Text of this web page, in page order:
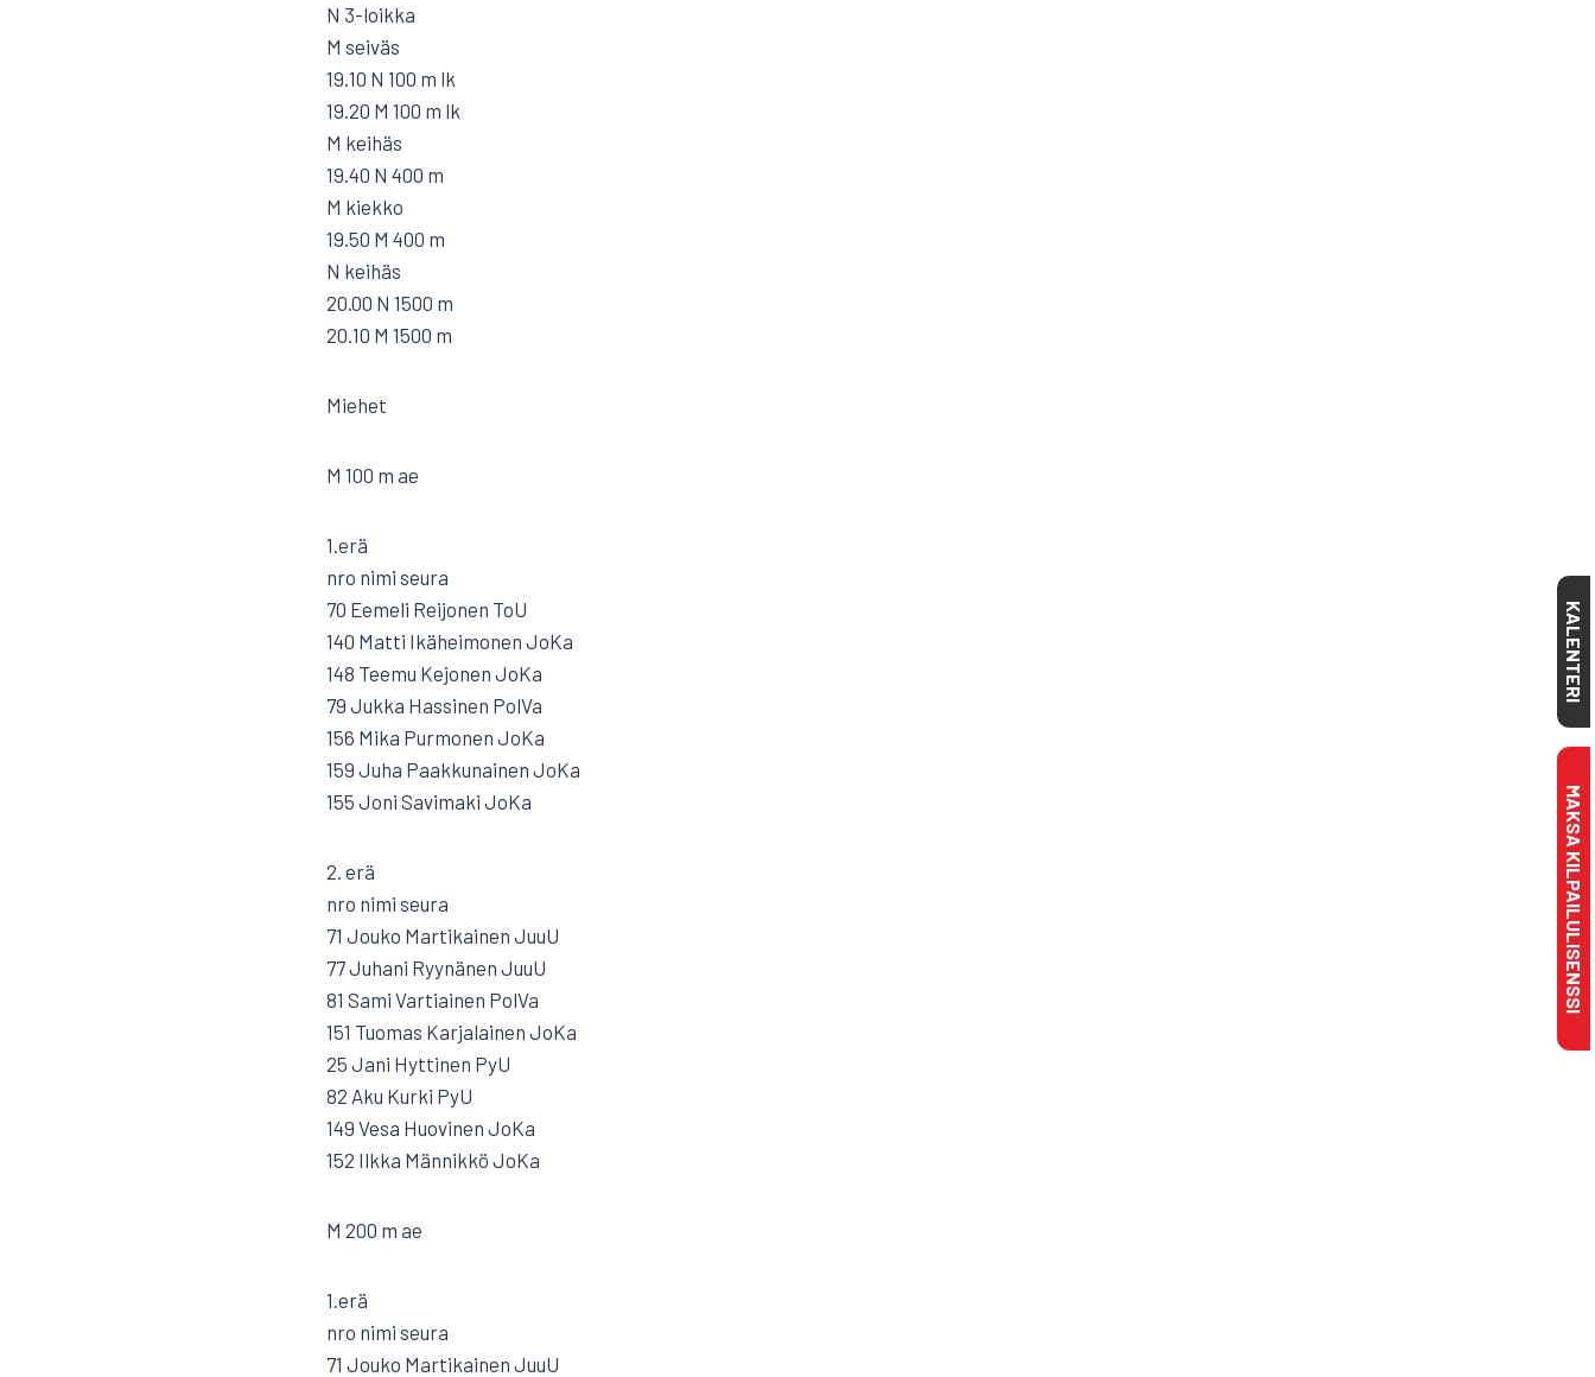
N 3-loikka
M seiväs
19.10 N 100 m lk
19.20 M 100 m lk
M keihäs
19.40 N 400 m
M kiekko
19.50 M 400 m
N keihäs
20.00 N 1500 m
20.10 M 1500 m
Miehet
M 100 m ae
1.erä
nro nimi seura
70 Eemeli Reijonen ToU
140 Matti Ikäheimonen JoKa
148 Teemu Kejonen JoKa
79 Jukka Hassinen PolVa
156 Mika Purmonen JoKa
159 Juha Paakkunainen JoKa
155 Joni Savimaki JoKa
2. erä
nro nimi seura
71 Jouko Martikainen JuuU
77 Juhani Ryynänen JuuU
81 Sami Vartiainen PolVa
151 Tuomas Karjalainen JoKa
25 Jani Hyttinen PyU
82 Aku Kurki PyU
149 Vesa Huovinen JoKa
152 Ilkka Männikkö JoKa
M 200 m ae
1.erä
nro nimi seura
71 Jouko Martikainen JuuU
KALENTERI
MAKSA KILPAILULISENSSI